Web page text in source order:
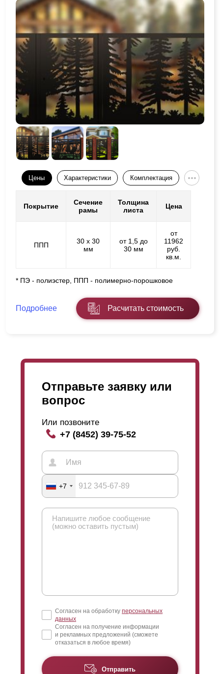
Цены Характеристики Комплектация
Покрытие
Сечение
рамы
Толщина
листа
Цена
ППП
30 х 30
мм
от 1,5 до
30 мм
от
11962
руб.
кв.м.
* ПЭ - полиэстер, ППП - полимерно-порошковое
Подробнее Расчитать стоимость
Отправьте заявку или
вопрос
Или позвоните
+7 (8452) 39-75-52
+7
Согласен на обработку персональных
данных
Согласен на получение информации
и рекламных предложений (сможете
отказаться в любое время)
Отправить